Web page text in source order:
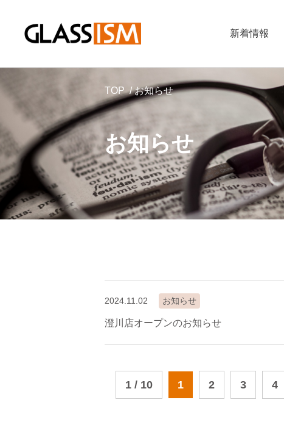
新着情報
お知らせ
TOP お知らせ
2024.11.02 お知らせ
澄川店オープンのお知らせ
1 / 10 1 2 3 4